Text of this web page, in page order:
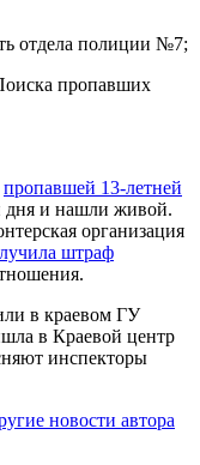
отдела полиции №7;
пропавших
пропавшей 13-летней
дня и нашли живой.
организация
штраф
в краевом ГУ
в Краевой центр
инспекторы
новости автора